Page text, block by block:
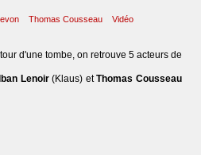
Thomas Cousseau Vidéo
d'une tombe, on retrouve 5 acteurs de
Lenoir(Klaus) etThomas Cousseau